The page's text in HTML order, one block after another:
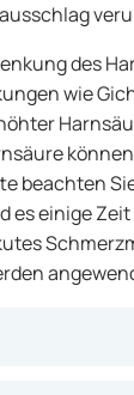
des
wie
beachten
einige